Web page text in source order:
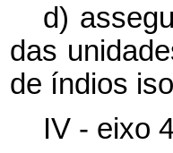
d)
das
de índios
IV - eixo